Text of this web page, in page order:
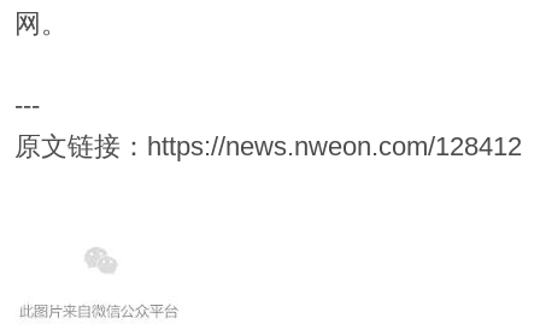
网。
---
原文链接：https://news.nweon.com/128412